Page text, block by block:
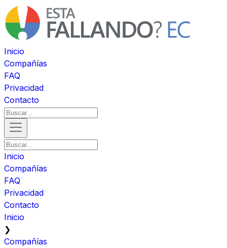
Inicio
Compañías
FAQ
Privacidad
Contacto
Inicio
Compañías
FAQ
Privacidad
Contacto
Inicio
❯
Compañías